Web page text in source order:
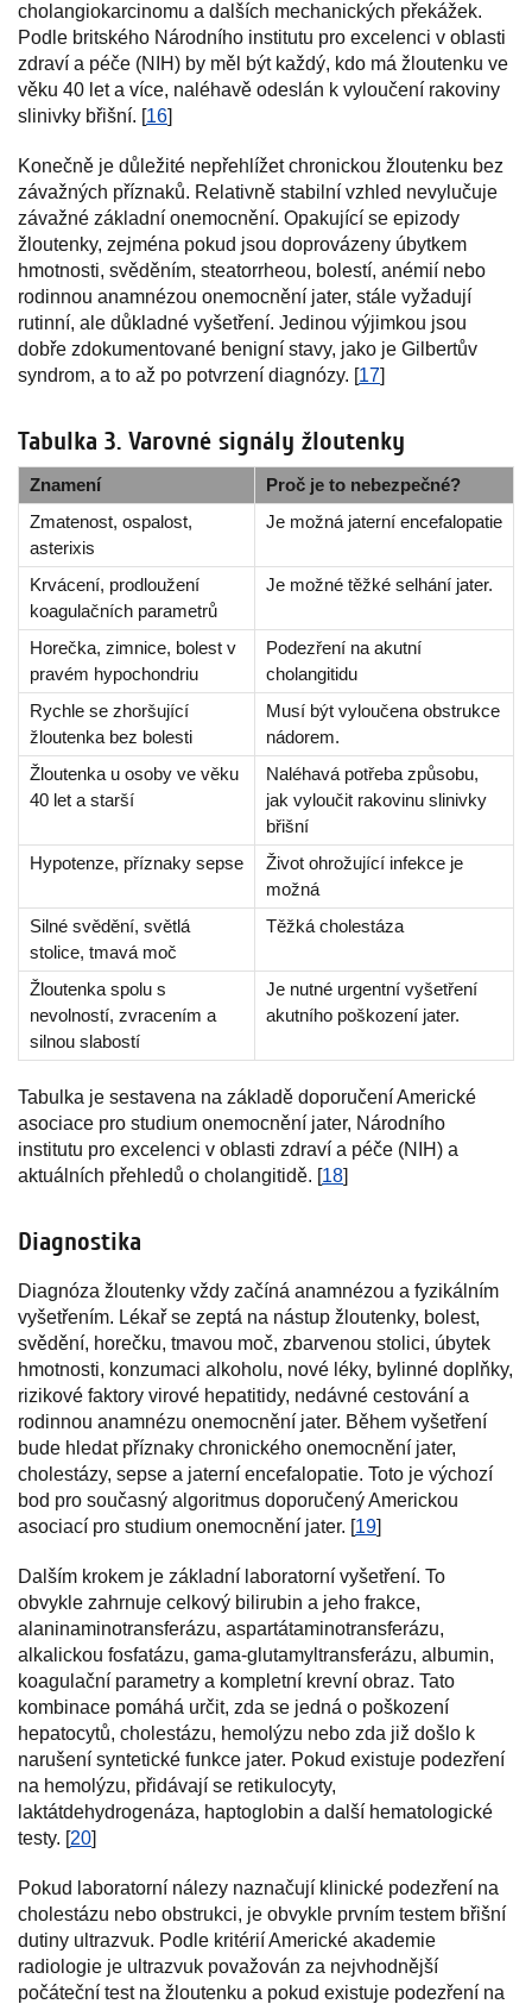
cholangiokarcinomu a dalších mechanických překážek.
Podle britského Národního institutu pro excelenci v oblasti
zdraví a péče (NIH) by měl být každý, kdo má žloutenku ve
věku 40 let a více, naléhavě odeslán k vyloučení rakoviny
slinivky břišní. [16]
Konečně je důležité nepřehlížet chronickou žloutenku bez
závažných příznaků. Relativně stabilní vzhled nevylučuje
závažné základní onemocnění. Opakující se epizody
žloutenky, zejména pokud jsou doprovázeny úbytkem
hmotnosti, svěděním, steatorrheou, bolestí, anémií nebo
rodinnou anamnézou onemocnění jater, stále vyžadují
rutinní, ale důkladné vyšetření. Jedinou výjimkou jsou
dobře zdokumentované benigní stavy, jako je Gilbertův
syndrom, a to až po potvrzení diagnózy. [17]
Tabulka 3. Varovné signály žloutenky
Znamení
Proč je to nebezpečné?
Zmatenost, ospalost,
asterixis
Je možná jaterní encefalopatie
Krvácení, prodloužení
koagulačních parametrů
Je možné těžké selhání jater.
Horečka, zimnice, bolest v
pravém hypochondriu
Podezření na akutní
cholangitidu
Rychle se zhoršující
žloutenka bez bolesti
Musí být vyloučena obstrukce
nádorem.
Žloutenka u osoby ve věku
40 let a starší
Naléhavá potřeba způsobu,
jak vyloučit rakovinu slinivky
břišní
Hypotenze, příznaky sepse
Život ohrožující infekce je
možná
Silné svědění, světlá
stolice, tmavá moč
Těžká cholestáza
Žloutenka spolu s
nevolností, zvracením a
silnou slabostí
Je nutné urgentní vyšetření
akutního poškození jater.
Tabulka je sestavena na základě doporučení Americké
asociace pro studium onemocnění jater, Národního
institutu pro excelenci v oblasti zdraví a péče (NIH) a
aktuálních přehledů o cholangitidě. [18]
Diagnostika
Diagnóza žloutenky vždy začíná anamnézou a fyzikálním
vyšetřením. Lékař se zeptá na nástup žloutenky, bolest,
svědění, horečku, tmavou moč, zbarvenou stolici, úbytek
hmotnosti, konzumaci alkoholu, nové léky, bylinné doplňky,
rizikové faktory virové hepatitidy, nedávné cestování a
rodinnou anamnézu onemocnění jater. Během vyšetření
bude hledat příznaky chronického onemocnění jater,
cholestázy, sepse a jaterní encefalopatie. Toto je výchozí
bod pro současný algoritmus doporučený Americkou
asociací pro studium onemocnění jater. [19]
Dalším krokem je základní laboratorní vyšetření. To
obvykle zahrnuje celkový bilirubin a jeho frakce,
alaninaminotransferázu, aspartátaminotransferázu,
alkalickou fosfatázu, gama-glutamyltransferázu, albumin,
koagulační parametry a kompletní krevní obraz. Tato
kombinace pomáhá určit, zda se jedná o poškození
hepatocytů, cholestázu, hemolýzu nebo zda již došlo k
narušení syntetické funkce jater. Pokud existuje podezření
na hemolýzu, přidávají se retikulocyty,
laktátdehydrogenáza, haptoglobin a další hematologické
testy. [20]
Pokud laboratorní nálezy naznačují klinické podezření na
cholestázu nebo obstrukci, je obvykle prvním testem břišní
dutiny ultrazvuk. Podle kritérií Americké akademie
radiologie je ultrazvuk považován za nejvhodnější
počáteční test na žloutenku a pokud existuje podezření na